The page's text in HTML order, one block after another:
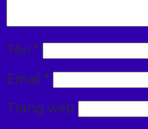
Tên *
Email *
Trang web